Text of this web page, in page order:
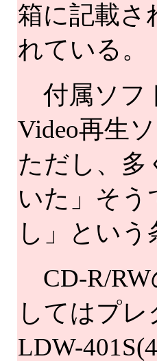
箱に記載さ
れている。
付属ソフ
Video再生
ただし、多
いた」そう
し」とい
CD-R/RW
してはプレ
LDW-